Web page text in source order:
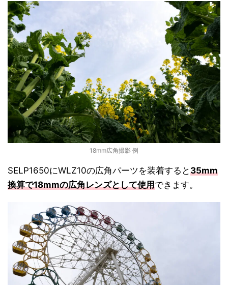
18mm広角撮影 例
SELP1650にWLZ10の広角パーツを装着すると35mm
換算で18mmの広角レンズとして使用できます。